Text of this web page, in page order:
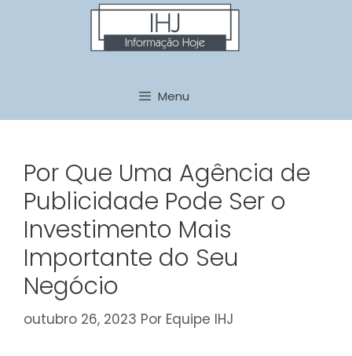
Menu
Por Que Uma Agência de
Publicidade Pode Ser o
Investimento Mais
Importante do Seu
Negócio
outubro 26, 2023 Por Equipe IHJ